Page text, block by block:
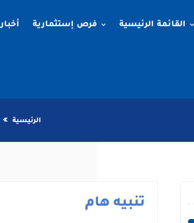
القائمة الرئيسية فرص إستثمارية أخبار
الرئيسية
تنبيه هام